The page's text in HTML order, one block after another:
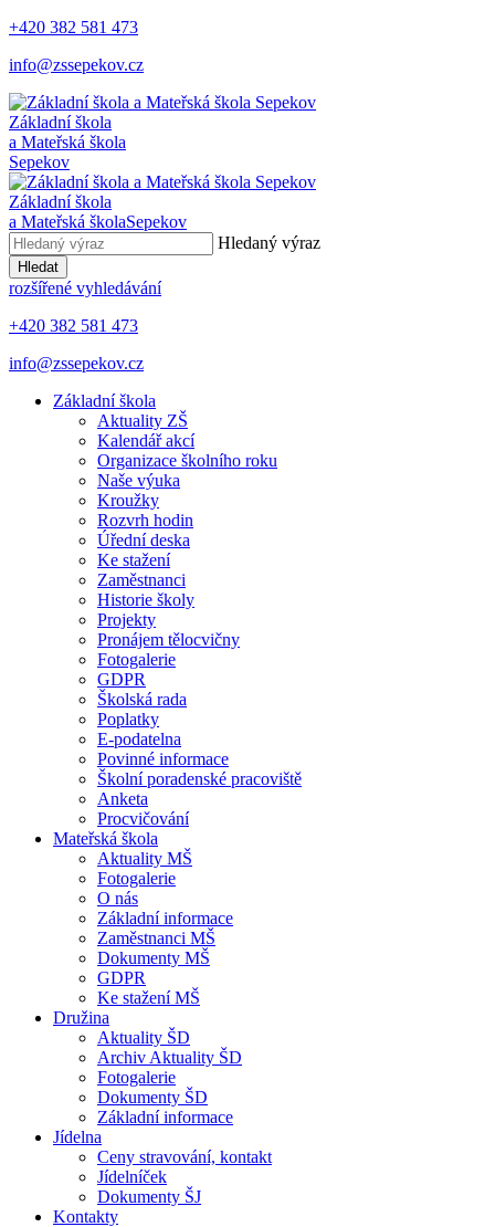
+420 382 581 473
info@zssepekov.cz
Základní škola
a Mateřská škola
Sepekov
Základní škola
a Mateřská školaSepekov
Hledaný výraz
Hledat
rozšířené vyhledávání
+420 382 581 473
info@zssepekov.cz
Základní škola
Aktuality ZŠ
Kalendář akcí
Organizace školního roku
Naše výuka
Kroužky
Rozvrh hodin
Úřední deska
Ke stažení
Zaměstnanci
Historie školy
Projekty
Pronájem tělocvičny
Fotogalerie
GDPR
Školská rada
Poplatky
E-podatelna
Povinné informace
Školní poradenské pracoviště
Anketa
Procvičování
Mateřská škola
Aktuality MŠ
Fotogalerie
O nás
Základní informace
Zaměstnanci MŠ
Dokumenty MŠ
GDPR
Ke stažení MŠ
Družina
Aktuality ŠD
Archiv Aktuality ŠD
Fotogalerie
Dokumenty ŠD
Základní informace
Jídelna
Ceny stravování, kontakt
Jídelníček
Dokumenty ŠJ
Kontakty